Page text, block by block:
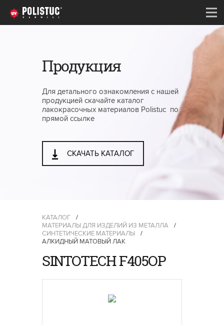
Продукция
Для детального ознакомления с нашей
продукцией скачайте каталог
лакокрасочных материалов Polistuc по
прямой ссылке
СКАЧАТЬ КАТАЛОГ
КАТАЛОГ
/
МАТЕРИАЛЫ ДЛЯ ИЗДЕЛИЙ ИЗ МЕТАЛЛА
/
СИНТЕТИЧЕСКИЕ МАТЕРИАЛЫ
/
АЛКИДНЫЙ МАТОВЫЙ ЛАК
SINTOTECH F405OP